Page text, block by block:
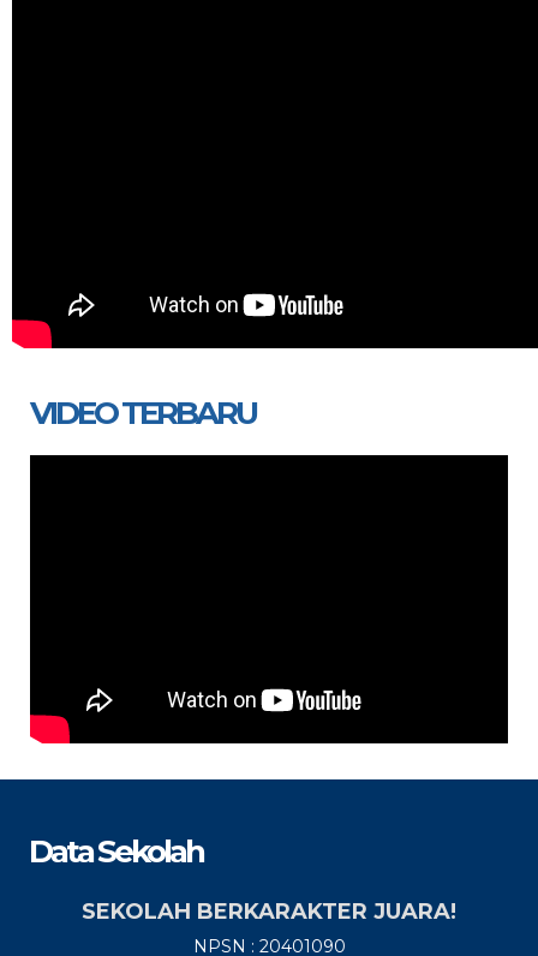
VIDEO TERBARU
Data Sekolah
SEKOLAH BERKARAKTER JUARA!
NPSN : 20401090